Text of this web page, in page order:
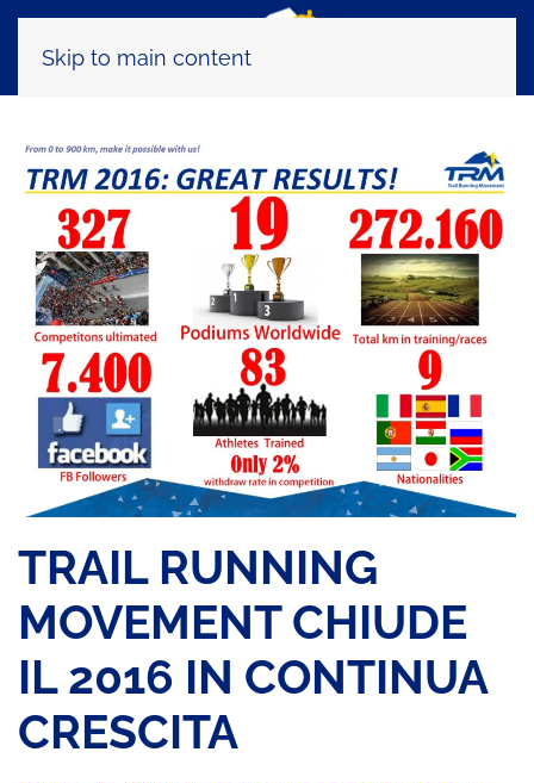
Skip to main content
TRAIL RUNNING
MOVEMENT CHIUDE
IL 2016 IN CONTINUA
CRESCITA